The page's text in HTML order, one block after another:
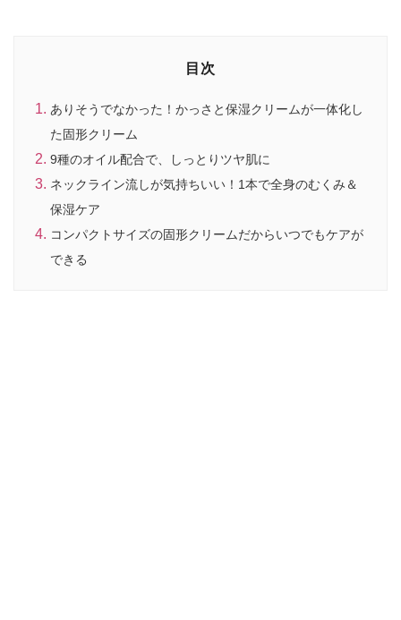
目次
ありそうでなかった！かっさと保湿クリームが一体化し
た固形クリーム
9種のオイル配合で、しっとりツヤ肌に
ネックライン流しが気持ちいい！1本で全身のむくみ＆
保湿ケア
コンパクトサイズの固形クリームだからいつでもケアが
できる